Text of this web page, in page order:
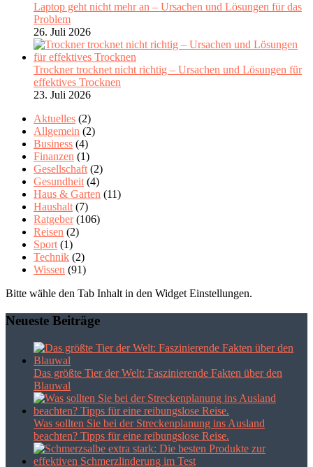
Laptop geht nicht mehr an – Ursachen und Lösungen für das
Problem
26. Juli 2026
Trockner trocknet nicht richtig – Ursachen und Lösungen für
effektives Trocknen
23. Juli 2026
Aktuelles (2)
Allgemein (2)
Business (4)
Finanzen (1)
Gesellschaft(2)
Gesundheit(4)
Haus & Garten (11)
Haushalt(7)
Ratgeber(106)
Reisen (2)
Sport(1)
Technik (2)
Wissen (91)
Bitte wähle den Tab Inhalt in den Widget Einstellungen.
Neueste Beiträge
Das größte Tier der Welt: Faszinierende Fakten über den
Blauwal
Was sollten Sie bei der Streckenplanung ins Ausland
beachten? Tipps für eine reibungslose Reise.